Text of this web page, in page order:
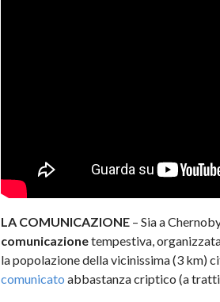
LA COMUNICAZIONE – Sia a
comunicazionetempestiva,
la popolazione della vicinissima (3 km)
comunicato abbastanza criptico (a